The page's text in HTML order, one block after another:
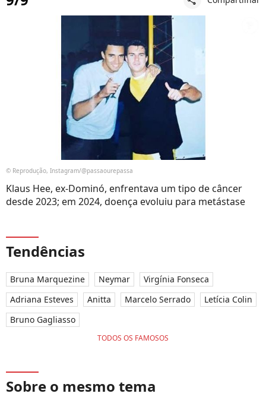
© Reprodução, Instagram/@passaourepassa
Klaus Hee, ex-Dominó, enfrentava um tipo de câncer
desde 2023; em 2024, doença evoluiu para metástase
Tendências
Bruna Marquezine Neymar
Virgínia Fonseca
Adriana Esteves
Anitta Marcelo Serrado
Letícia Colin
Bruno Gagliasso
TODOS OS FAMOSOS
Sobre o mesmo tema